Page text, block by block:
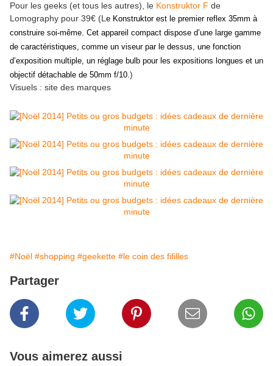
Pour les geeks (et tous les autres), le Konstruktor F de
Lomography pour 39€ (L e Konstruktor est le premier reflex 35mm à
construire soi-même. Cet appareil compact dispose d’une large gamme
de caractéristiques, comme un viseur par le dessus, une fonction
d’exposition multiple, un réglage bulb pour les expositions longues et un
objectif détachable de 50mm f/10.)
Visuels : site des marques
#Noël #shopping #geekette #le coin des fifilles
Partager
Vous aimerez aussi